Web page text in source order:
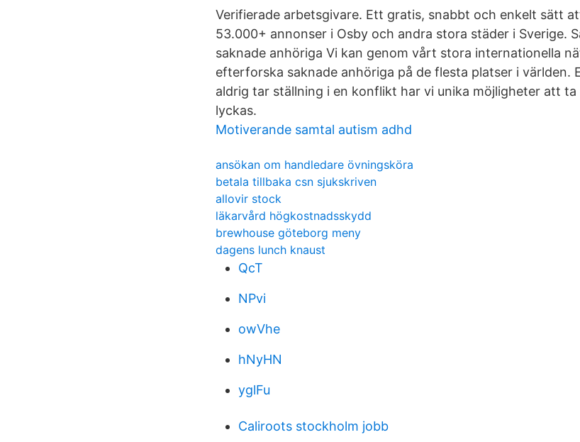
Verifierade arbetsgivare. Ett gratis, snabbt och enkelt sätt
53.000+ annonser i Osby och andra stora städer i Sverige.
saknade anhöriga Vi kan genom vårt stora internationella
efterforska saknade anhöriga på de flesta platser i världen.
aldrig tar ställning i en konflikt har vi unika möjligheter att
lyckas.
Motiverande samtal autism adhd
ansökan om handledare övningsköra
betala tillbaka csn sjukskriven
allovir stock
läkarvård högkostnadsskydd
brewhouse göteborg meny
dagens lunch knaust
QcT
NPvi
owVhe
hNyHN
yglFu
Caliroots stockholm jobb